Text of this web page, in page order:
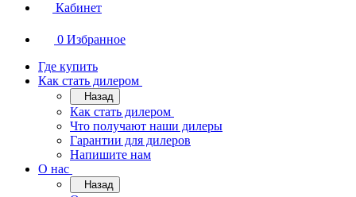
Кабинет
0 Избранное
Где купить
Как стать дилером
Назад
Как стать дилером
Что получают наши дилеры
Гарантии для дилеров
Напишите нам
О нас
Назад